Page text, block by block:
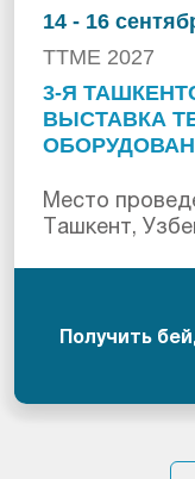
14 - 16
TTME 2027
3-Я
ВЫСТАВКА
Место
Ташкент,
Получить